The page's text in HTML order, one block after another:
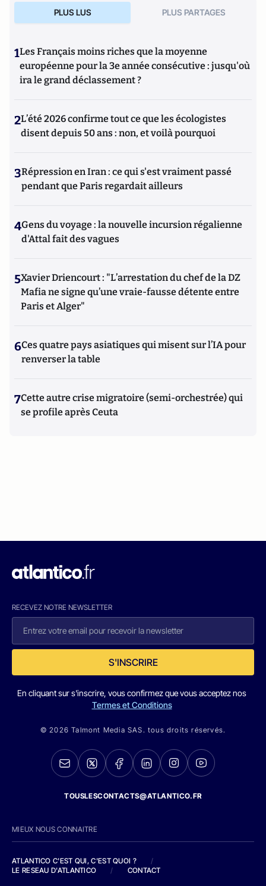
PLUS LUS PLUS PARTAGES
1Les Français moins riches que la moyenne
européenne pour la 3e année consécutive : jusqu'où
ira le grand déclassement ?
2L’été 2026 confirme tout ce que les écologistes
disent depuis 50 ans : non, et voilà pourquoi
3Répression en Iran : ce qui s'est vraiment passé
pendant que Paris regardait ailleurs
4Gens du voyage : la nouvelle incursion régalienne
d'Attal fait des vagues
5Xavier Driencourt : "L’arrestation du chef de la DZ
Mafia ne signe qu’une vraie-fausse détente entre
Paris et Alger"
6Ces quatre pays asiatiques qui misent sur l’IA pour
renverser la table
7Cette autre crise migratoire (semi-orchestrée) qui
se profile après Ceuta
RECEVEZ NOTRE NEWSLETTER
S'INSCRIRE
En cliquant sur s'inscrire, vous confirmez que vous acceptez nos
Termes et Conditions
© 2026 Talmont Media SAS. tous droits réservés.
TOUSLESCONTACTS@ATLANTICO.FR
MIEUX NOUS CONNAITRE
ATLANTICO C'EST QUI, C'EST QUOI ?
/
LE RESEAU D'ATLANTICO
/ CONTACT